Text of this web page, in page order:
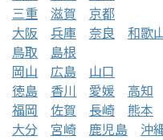
三重
滋賀
京都
大阪
兵庫 奈良
和歌
鳥取
島根
岡山
広島
山口
徳島
香川 愛媛
高知
福岡
佐賀 長崎
熊本
大分
宮崎 鹿児島 沖